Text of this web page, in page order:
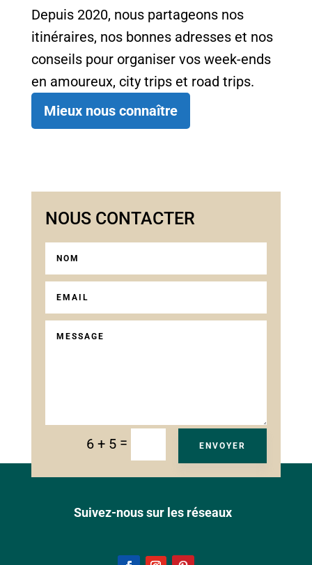
Depuis 2020, nous partageons nos
itinéraires, nos bonnes adresses et nos
conseils pour organiser vos week-ends
en amoureux, city trips et road trips.
Mieux nous connaître
NOUS CONTACTER
6 + 5 = ENVOYER
Suivez-nous sur les réseaux